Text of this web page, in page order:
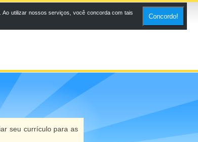
seu currículo para as
utilizar nossos serviços, você concorda com tais
Concordo!